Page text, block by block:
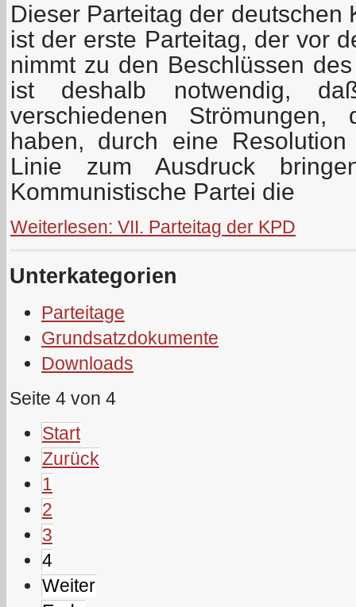
Dieser Parteitag der deutschen
ist der erste Parteitag, der vor
nimmt zu den Beschlüssen
ist deshalb notwendig,
verschiedenen
haben, durch eine
Linie zum Ausdruck
Kommunistische Partei die
Weiterlesen: VII. Parteitag der KPD
Unterkategorien
Parteitage
Grundsatzdokumente
Downloads
Seite 4 von 4
Start
Zurück
1
2
3
4
Weiter